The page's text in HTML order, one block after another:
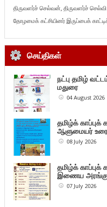
திருவளர்ச் செல்வன், திருவளர்ச்
தோழமைக் கட்சியினர் இருப்பைக்
செய்திகள்
நட்பு தமிழ்
மதுரை
04 August 2026
தமிழ்க்
ஆளுமையர்
08 July 2026
தமிழ்க் காப்புக்
இணைய அரங்கு
07 July 2026